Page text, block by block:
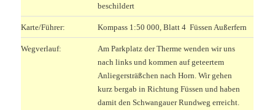
beschildert
Karte/Führer: Kompass 1:50 000, Blatt 4 Füssen Außerfern
Wegverlauf:
Am Parkplatz der Therme wenden wir uns
nach links und kommen auf geteertem
Anliegersträßchen nach Horn. Wir gehen
kurz bergab in Richtung Füssen und haben
damit den Schwangauer Rundweg erreicht.